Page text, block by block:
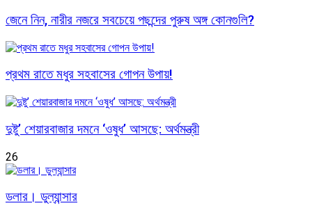
জেনে নিন, নারীর নজরে সবচেয়ে পছন্দের পুরুষ অঙ্গ কোনগুলি?
প্রথম রাতে মধুর সহবাসের গোপন উপায়!
দুষ্টু’ শেয়ারবাজার দমনে ‘ওষুধ’ আসছে: অর্থমন্ত্রী
26
ডলার। ডুল্যান্সার